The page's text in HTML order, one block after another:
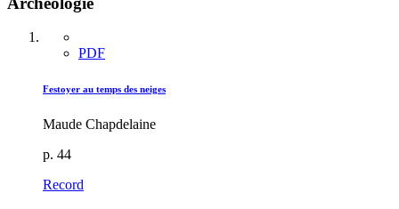
PDF
Festoyer au temps des neiges
Maude Chapdelaine
p. 44
Record